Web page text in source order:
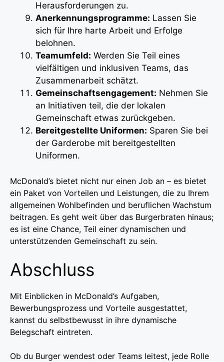
Herausforderungen zu.
Anerkennungsprogramme: Lassen Sie
sich für Ihre harte Arbeit und Erfolge
belohnen.
Teamumfeld: Werden Sie Teil eines
vielfältigen und inklusiven Teams, das
Zusammenarbeit schätzt.
Gemeinschaftsengagement: Nehmen Sie
an Initiativen teil, die der lokalen
Gemeinschaft etwas zurückgeben.
Bereitgestellte Uniformen: Sparen Sie bei
der Garderobe mit bereitgestellten
Uniformen.
McDonald’s bietet nicht nur einen Job an – es bietet
ein Paket von Vorteilen und Leistungen, die zu Ihrem
allgemeinen Wohlbefinden und beruflichen Wachstum
beitragen. Es geht weit über das Burgerbraten hinaus;
es ist eine Chance, Teil einer dynamischen und
unterstützenden Gemeinschaft zu sein.
Abschluss
Mit Einblicken in McDonald’s Aufgaben,
Bewerbungsprozess und Vorteile ausgestattet,
kannst du selbstbewusst in ihre dynamische
Belegschaft eintreten.
Ob du Burger wendest oder Teams leitest, jede Rolle